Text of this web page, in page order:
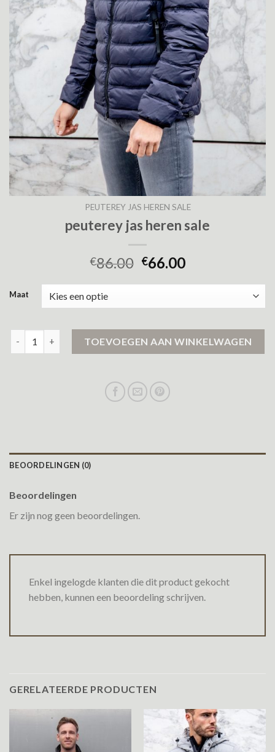
PEUTEREY JAS HEREN SALE
peuterey jas heren sale
€86.00 €66.00
Maat
TOEVOEGEN AAN WINKELWAGEN
BEOORDELINGEN (0)
Beoordelingen
Er zijn nog geen beoordelingen.
Enkel ingelogde klanten die dit product gekocht
hebben, kunnen een beoordeling schrijven.
GERELATEERDE PRODUCTEN